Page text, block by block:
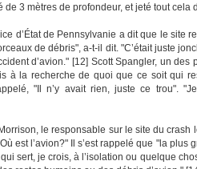
de 3 mètres de profondeur, et jeté tout cela
d’État de Pennsylvanie a dit que le site
de débris", a-t-il dit. "C’était juste
d’avion." [12] Scott Spangler, un
à la recherche de quoi que ce soit qui
"Il n’y avait rien, juste ce trou".
le responsable sur le site du
est l’avion?" Il s’est rappelé que "la plus
sert, je crois, à l’isolation ou quelque